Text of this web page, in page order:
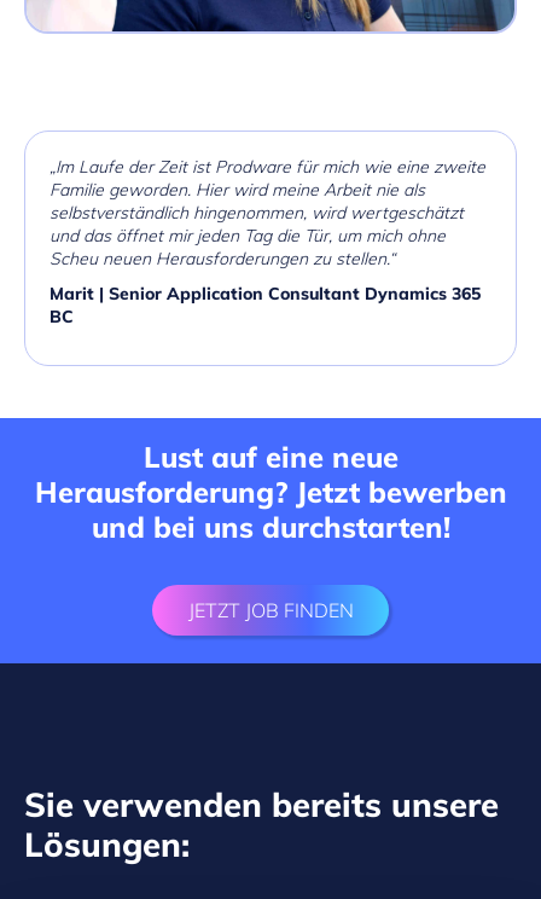
„Im Laufe der Zeit ist Prodware für mich wie eine zweite
Familie geworden. Hier wird meine Arbeit nie als
selbstverständlich hingenommen, wird wertgeschätzt
und das öffnet mir jeden Tag die Tür, um mich ohne
Scheu neuen Herausforderungen zu stellen.“
Marit | Senior Application Consultant Dynamics 365
BC
Lust auf eine neue
Herausforderung? Jetzt bewerben
und bei uns durchstarten!
JETZT JOB FINDEN
Sie verwenden bereits unsere
Lösungen: